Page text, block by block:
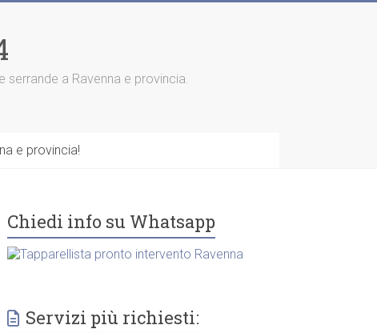
serrande a Ravenna e provincia.
e provincia!
Chiedi info su Whatsapp
Servizi più richiesti: